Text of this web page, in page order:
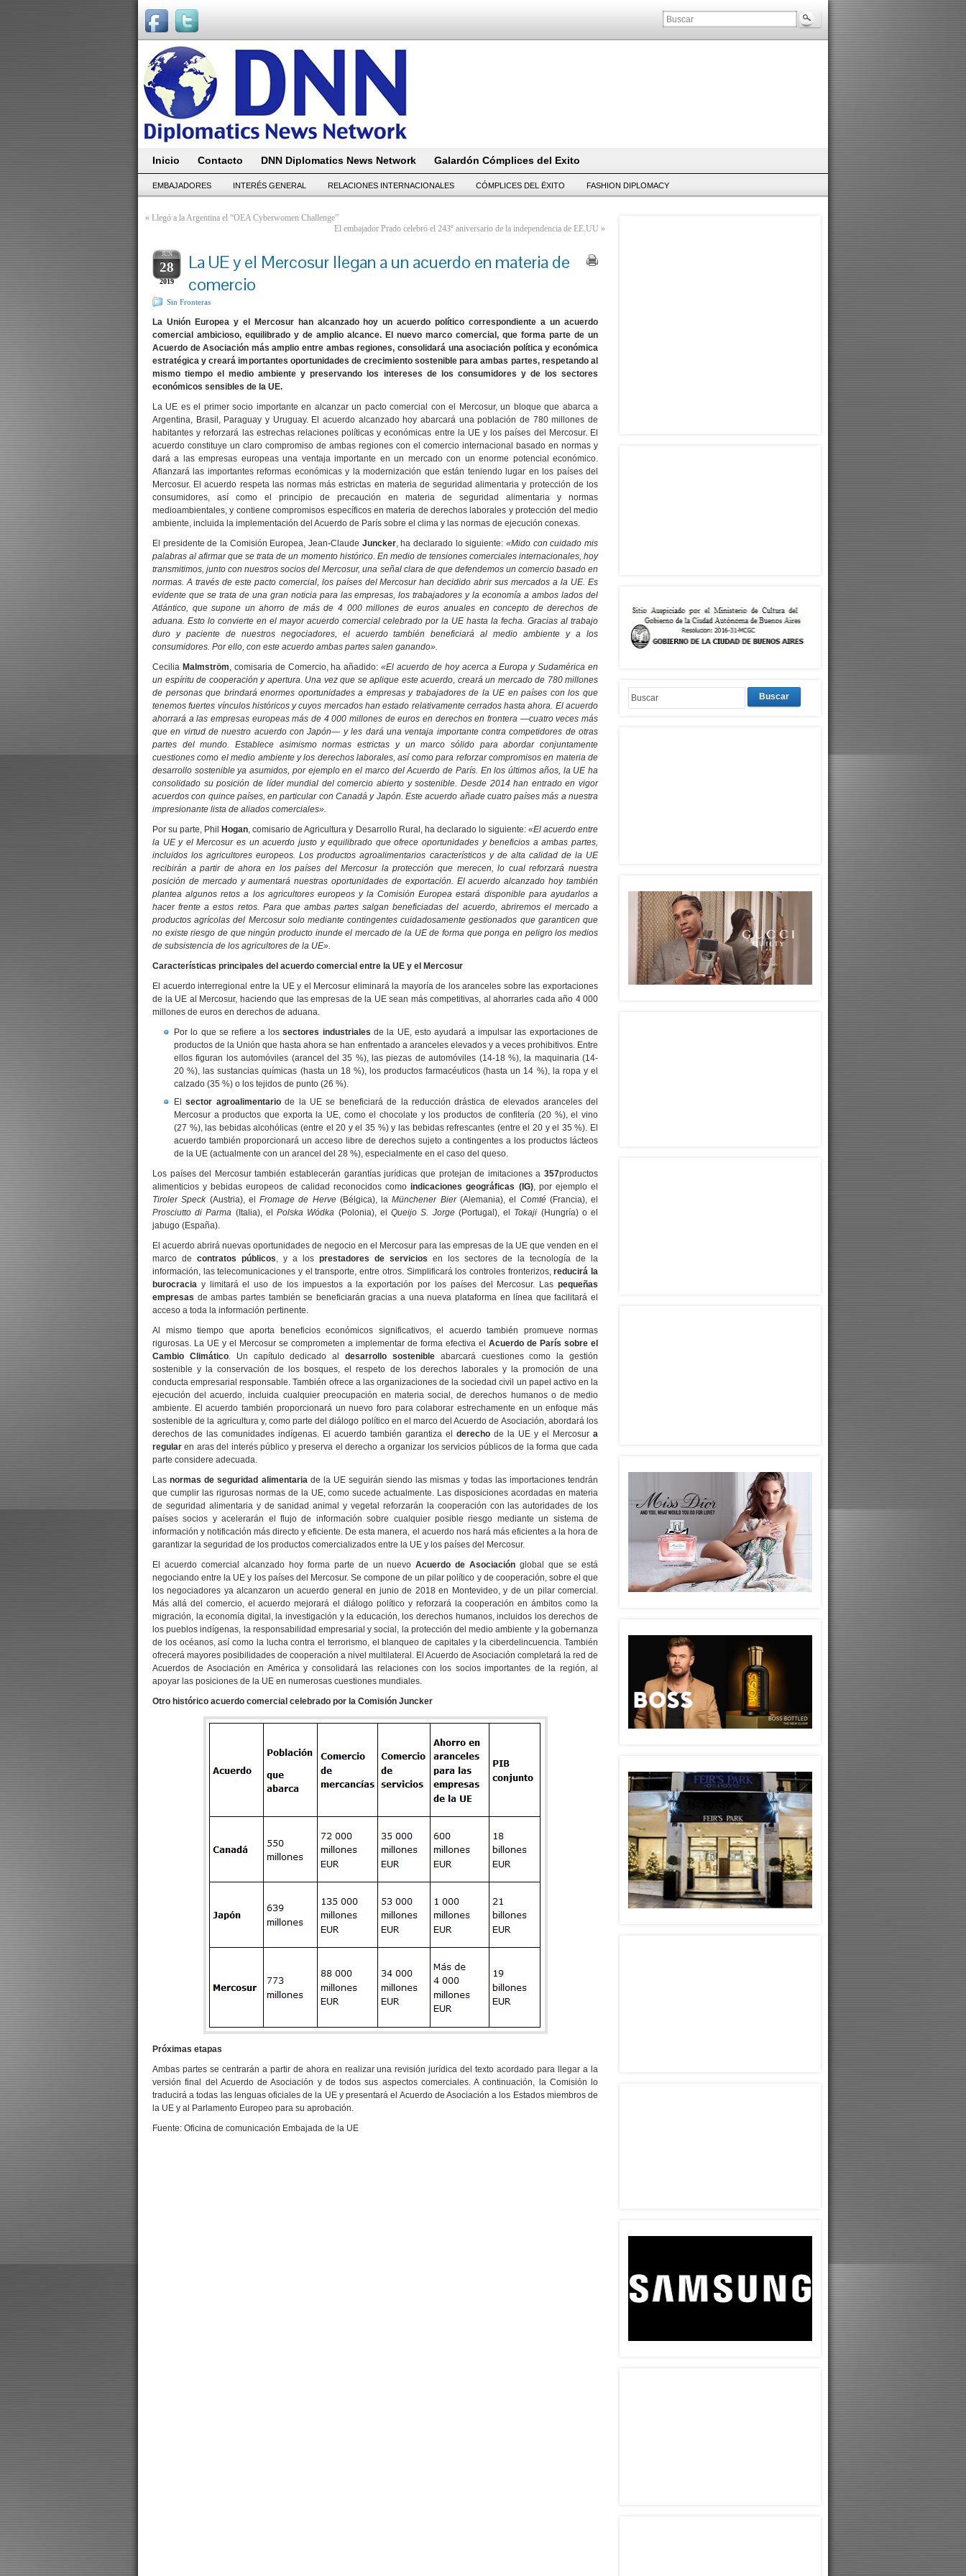
Inicio Contacto DNN Diplomatics News Network Galardón Cómplices del Exito
EMBAJADORES INTERÉS GENERAL RELACIONES INTERNACIONALES CÓMPLICES DEL ËXITO FASHION DIPLOMACY
« Llegó a la Argentina el “OEA Cyberwomen Challenge”
El embajador Prado celebró el 243º aniversario de la independencia de EE.UU »
JUN
28
2019
La UE y el Mercosur llegan a un acuerdo en materia de
comercio
Sin Fronteras
La Unión Europea y el Mercosur han alcanzado hoy un acuerdo político correspondiente a un acuerdo
comercial ambicioso, equilibrado y de amplio alcance. El nuevo marco comercial, que forma parte de un
Acuerdo de Asociación más amplio entre ambas regiones, consolidará una asociación política y económica
estratégica y creará importantes oportunidades de crecimiento sostenible para ambas partes, respetando al
mismo tiempo el medio ambiente y preservando los intereses de los consumidores y de los sectores
económicos sensibles de la UE.
La UE es el primer socio importante en alcanzar un pacto comercial con el Mercosur, un bloque que abarca a
Argentina, Brasil, Paraguay y Uruguay. El acuerdo alcanzado hoy abarcará una población de 780 millones de
habitantes y reforzará las estrechas relaciones políticas y económicas entre la UE y los países del Mercosur. El
acuerdo constituye un claro compromiso de ambas regiones con el comercio internacional basado en normas y
dará a las empresas europeas una ventaja importante en un mercado con un enorme potencial económico.
Afianzará las importantes reformas económicas y la modernización que están teniendo lugar en los países del
Mercosur. El acuerdo respeta las normas más estrictas en materia de seguridad alimentaria y protección de los
consumidores, así como el principio de precaución en materia de seguridad alimentaria y normas
medioambientales, y contiene compromisos específicos en materia de derechos laborales y protección del medio
ambiente, incluida la implementación del Acuerdo de París sobre el clima y las normas de ejecución conexas.
El presidente de la Comisión Europea, Jean-Claude Juncker, ha declarado lo siguiente:«Mido con cuidado mis
palabras al afirmar que se trata de un momento histórico. En medio de tensiones comerciales internacionales, hoy
transmitimos, junto con nuestros socios del Mercosur, una señal clara de que defendemos un comercio basado en
normas. A través de este pacto comercial, los países del Mercosur han decidido abrir sus mercados a la UE. Es
evidente que se trata de una gran noticia para las empresas, los trabajadores y la economía a ambos lados del
Atlántico, que supone un ahorro de más de 4 000 millones de euros anuales en concepto de derechos de
aduana. Esto lo convierte en el mayor acuerdo comercial celebrado por la UE hasta la fecha. Gracias al trabajo
duro y paciente de nuestros negociadores, el acuerdo también beneficiará al medio ambiente y a los
consumidores. Por ello, con este acuerdo ambas partes salen ganando».
Cecilia Malmström, comisaria de Comercio, ha añadido:«El acuerdo de hoy acerca a Europa y Sudamérica en
un espíritu de cooperación y apertura. Una vez que se aplique este acuerdo, creará un mercado de 780 millones
de personas que brindará enormes oportunidades a empresas y trabajadores de la UE en países con los que
tenemos fuertes vínculos históricos y cuyos mercados han estado relativamente cerrados hasta ahora. El acuerdo
ahorrará a las empresas europeas más de 4 000 millones de euros en derechos en frontera —cuatro veces más
que en virtud de nuestro acuerdo con Japón— y les dará una ventaja importante contra competidores de otras
partes del mundo. Establece asimismo normas estrictas y un marco sólido para abordar conjuntamente
cuestiones como el medio ambiente y los derechos laborales, así como para reforzar compromisos en materia de
desarrollo sostenible ya asumidos, por ejemplo en el marco del Acuerdo de París. En los últimos años, la UE ha
consolidado su posición de líder mundial del comercio abierto y sostenible. Desde 2014 han entrado en vigor
acuerdos con quince países, en particular con Canadá y Japón. Este acuerdo añade cuatro países más a nuestra
impresionante lista de aliados comerciales».
Por su parte, Phil
Hogan, comisario de Agricultura y Desarrollo Rural, ha declarado lo siguiente: «El acuerdo entre
la UE y el Mercosur es un acuerdo justo y equilibrado que ofrece oportunidades y beneficios a ambas partes,
incluidos los agricultores europeos. Los productos agroalimentarios característicos y de alta calidad de la UE
recibirán a partir de ahora en los países del Mercosur la protección que merecen, lo cual reforzará nuestra
posición de mercado y aumentará nuestras oportunidades de exportación. El acuerdo alcanzado hoy también
plantea algunos retos a los agricultores europeos y la Comisión Europea estará disponible para ayudarlos a
hacer frente a estos retos. Para que ambas partes salgan beneficiadas del acuerdo, abriremos el mercado a
productos agrícolas del Mercosur solo mediante contingentes cuidadosamente gestionados que garanticen que
no existe riesgo de que ningún producto inunde el mercado de la UE de forma que ponga en peligro los medios
de subsistencia de los agricultores de la UE».
Características principales del acuerdo comercial entre la UE y el Mercosur
El acuerdo interregional entre la UE y el Mercosur eliminará la mayoría de los aranceles sobre las exportaciones
de la UE al Mercosur, haciendo que las empresas de la UE sean más competitivas, al ahorrarles cada año 4 000
millones de euros en derechos de aduana.
Por lo que se refiere a lossectores industriales de la UE, esto ayudará a impulsar las exportaciones de
productos de la Unión que hasta ahora se han enfrentado a aranceles elevados y a veces prohibitivos. Entre
ellos figuran los automóviles (arancel del 35 %), las piezas de automóviles (14-18 %), la maquinaria (14-
20 %), las sustancias químicas (hasta un 18 %), los productos farmacéuticos (hasta un 14 %), la ropa y el
calzado (35 %) o los tejidos de punto (26 %).
Elsector agroalimentariode la UE se beneficiará de la reducción drástica de elevados aranceles del
Mercosur a productos que exporta la UE, como el chocolate y los productos de confitería (20 %), el vino
(27 %), las bebidas alcohólicas (entre el 20 y el 35 %) y las bebidas refrescantes (entre el 20 y el 35 %). El
acuerdo también proporcionará un acceso libre de derechos sujeto a contingentes a los productos lácteos
de la UE (actualmente con un arancel del 28 %), especialmente en el caso del queso.
Los países del Mercosur también establecerán garantías jurídicas que protejan de imitaciones a 357productos
alimenticios y bebidas europeos de calidad reconocidos comoindicaciones geográficas (IG), por ejemplo el
Tiroler Speck(Austria), elFromage de Herve(Bélgica), laMünchener Bier(Alemania), el Comté(Francia), el
Prosciutto di Parma (Italia), elPolska Wódka (Polonia), elQueijo S. Jorge(Portugal), el Tokaji (Hungría) o el
jabugo (España).
El acuerdo abrirá nuevas oportunidades de negocio en el Mercosur para las empresas de la UE que venden en el
marco de contratos públicos, y a los prestadores de servicios en los sectores de la tecnología de la
información, las telecomunicaciones y el transporte, entre otros. Simplificará los controles fronterizos,reducirá la
burocracia y limitará el uso de los impuestos a la exportación por los países del Mercosur. Las pequeñas
empresas de ambas partes también se beneficiarán gracias a una nueva plataforma en línea que facilitará el
acceso a toda la información pertinente.
Al mismo tiempo que aporta beneficios económicos significativos, el acuerdo también promueve normas
rigurosas. La UE y el Mercosur se comprometen a implementar de forma efectiva el Acuerdo de París sobre el
Cambio Climático. Un capítulo dedicado aldesarrollo sostenibleabarcará cuestiones como la gestión
sostenible y la conservación de los bosques, el respeto de los derechos laborales y la promoción de una
conducta empresarial responsable. También ofrece a las organizaciones de la sociedad civil un papel activo en la
ejecución del acuerdo, incluida cualquier preocupación en materia social, de derechos humanos o de medio
ambiente. El acuerdo también proporcionará un nuevo foro para colaborar estrechamente en un enfoque más
sostenible de la agricultura y, como parte del diálogo político en el marco del Acuerdo de Asociación, abordará los
derechos de las comunidades indígenas. El acuerdo también garantiza el derecho de la UE y el Mercosur a
regular en aras del interés público y preserva el derecho a organizar los servicios públicos de la forma que cada
parte considere adecuada.
Lasnormas de seguridad alimentariade la UE seguirán siendo las mismas y todas las importaciones tendrán
que cumplir las rigurosas normas de la UE, como sucede actualmente. Las disposiciones acordadas en materia
de seguridad alimentaria y de sanidad animal y vegetal reforzarán la cooperación con las autoridades de los
países socios y acelerarán el flujo de información sobre cualquier posible riesgo mediante un sistema de
información y notificación más directo y eficiente. De esta manera, el acuerdo nos hará más eficientes a la hora de
garantizar la seguridad de los productos comercializados entre la UE y los países del Mercosur.
El acuerdo comercial alcanzado hoy forma parte de un nuevoAcuerdo de Asociación global que se está
negociando entre la UE y los países del Mercosur. Se compone de un pilar político y de cooperación, sobre el que
los negociadores ya alcanzaron un acuerdo general en junio de 2018 en Montevideo, y de un pilar comercial.
Más allá del comercio, el acuerdo mejorará el diálogo político y reforzará la cooperación en ámbitos como la
migración, la economía digital, la investigación y la educación, los derechos humanos, incluidos los derechos de
los pueblos indígenas, la responsabilidad empresarial y social, la protección del medio ambiente y la gobernanza
de los océanos, así como la lucha contra el terrorismo, el blanqueo de capitales y la ciberdelincuencia. También
ofrecerá mayores posibilidades de cooperación a nivel multilateral. El Acuerdo de Asociación completará la red de
Acuerdos de Asociación en América y consolidará las relaciones con los socios importantes de la región, al
apoyar las posiciones de la UE en numerosas cuestiones mundiales.
Otro histórico acuerdo comercial celebrado por la Comisión Juncker
Próximas etapas
Ambas partes se centrarán a partir de ahora en realizar una revisión jurídica del texto acordado para llegar a la
versión final del Acuerdo de Asociación y de todos sus aspectos comerciales. A continuación, la Comisión lo
traducirá a todas las lenguas oficiales de la UE y presentará el Acuerdo de Asociación a los Estados miembros de
la UE y al Parlamento Europeo para su aprobación.
Fuente: Oficina de comunicación Embajada de la UE
Buscar